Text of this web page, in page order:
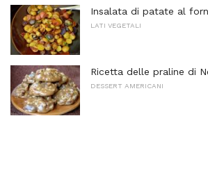
Insalata di patate al
LATI VEGETALI
Ricetta delle praline di
DESSERT AMERICANI